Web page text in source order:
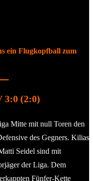
ein Flugkopfball zum
3:0 (2:0)
Mitte mit null Toren den
des Gegners. Kilias
Seidel sind mit
der Liga. Dem
Fünfer-Kette